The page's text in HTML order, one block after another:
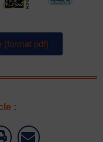
(format pdf)
: